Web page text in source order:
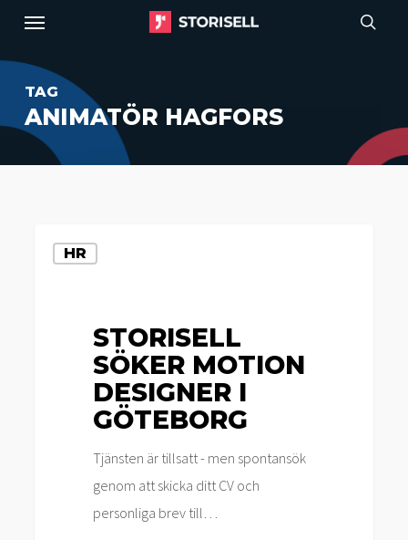
main
content
Menu
TAG
ANIMATÖR HAGFORS
söker
HR
STORISELL
SÖKER MOTION
DESIGNER I
GÖTEBORG
Tjänsten är tillsatt - men spontansök
genom att skicka ditt CV och
personliga brev till…